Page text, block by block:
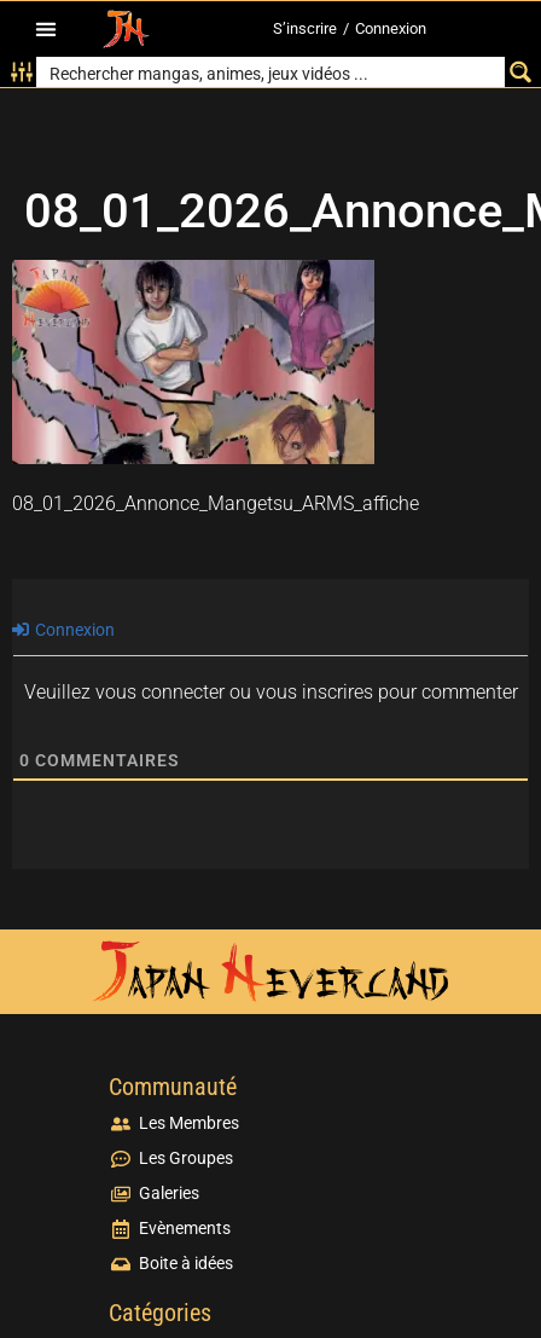
S’inscrire / Connexion
08_01_2026_Annonce_Mangetsu_ARMS_affiche
Connexion
Veuillez vous connecter ou vous inscrires pour commenter
0 COMMENTAIRES
Communauté
Les Membres
Les Groupes
Galeries
Evènements
Boite à idées
Catégories